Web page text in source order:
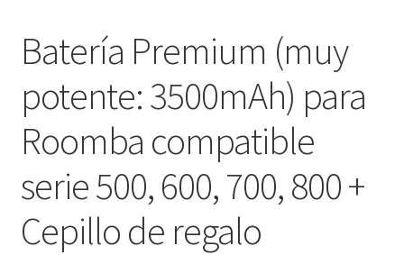
Batería Premium (muy
potente: 3500mAh) para
Roomba compatible
serie 500, 600, 700, 800 +
Cepillo de regalo